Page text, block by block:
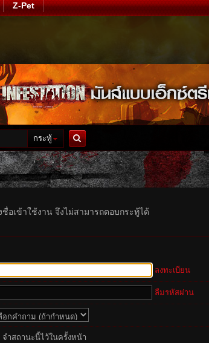
Z-Pet
กระทู้
ค้นหา
อเข้าใช้งาน จึงไม่สามารถตอบกระทู้ได้
ลงทะเบียน
ลืมรหัสผ่าน
จำสถานะนี้ไว้ในครั้งหน้า